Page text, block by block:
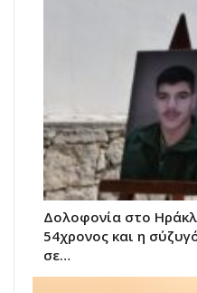
Δολοφονία στο
54χρονος και η
σε…